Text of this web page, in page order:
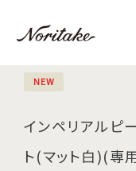
NEW
インペリアルピ
ト(マット白)(専